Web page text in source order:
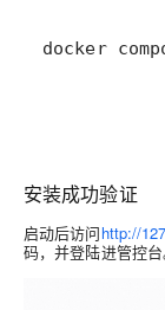
docker
安装成功验证
启动后访问http://
码，并登陆进管控台